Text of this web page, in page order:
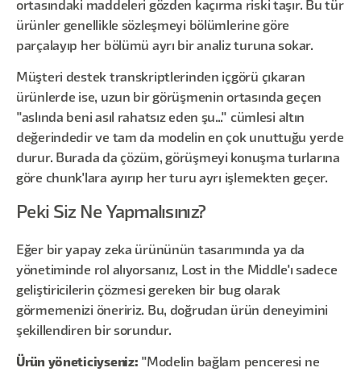
ortasındaki maddeleri gözden kaçırma riski taşır. Bu tür
ürünler genellikle sözleşmeyi bölümlerine göre
parçalayıp her bölümü ayrı bir analiz turuna sokar.
Müşteri destek transkriptlerinden içgörü çıkaran
ürünlerde ise, uzun bir görüşmenin ortasında geçen
"aslında beni asıl rahatsız eden şu..." cümlesi altın
değerindedir ve tam da modelin en çok unuttuğu yerde
durur. Burada da çözüm, görüşmeyi konuşma turlarına
göre chunk'lara ayırıp her turu ayrı işlemekten geçer.
Peki Siz Ne Yapmalısınız?
Eğer bir yapay zeka ürününün tasarımında ya da
yönetiminde rol alıyorsanız, Lost in the Middle'ı sadece
geliştiricilerin çözmesi gereken bir bug olarak
görmemenizi öneririz. Bu, doğrudan ürün deneyimini
şekillendiren bir sorundur.
Ürün yöneticiyseniz: "Modelin bağlam penceresi ne